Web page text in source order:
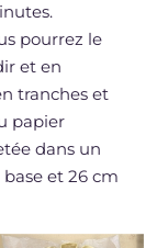
pourrez le
et en
tranches et
papier
dans un
et 26 cm